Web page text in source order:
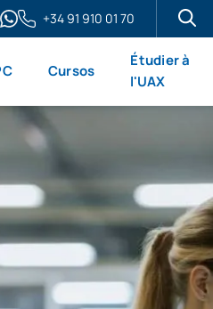
+34 91 910 01 70
Cursos
Étudier à
l'UAX